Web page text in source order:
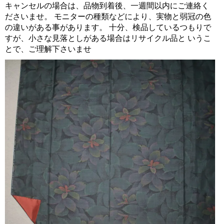
キャンセルの場合は、品物到着後、一週間以内にご連絡く
ださいませ。 モニターの種類などにより、実物と弱冠の色
の違いがある事があります。 十分、検品しているつもりで
すが、小さな見落としがある場合はリサイクル品と いうこ
とで、ご理解下さいませ